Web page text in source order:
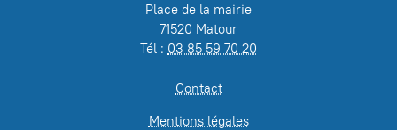
Place de la mairie
71520 Matour
Tél : 03 85 59 70 20
Contact
Mentions légales